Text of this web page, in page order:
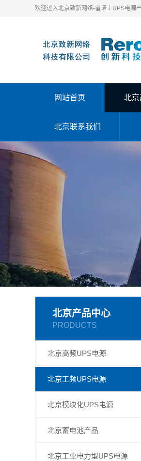
欢迎进入北京致新网络-雷诺士UPS电源
网站首页 北
北京联系我们
北京产品中心
PRODUCTS
北京高频UPS电源
北京工频UPS电源
北京模块化UPS电源
北京蓄电池产品
北京工业电力型UPS电源